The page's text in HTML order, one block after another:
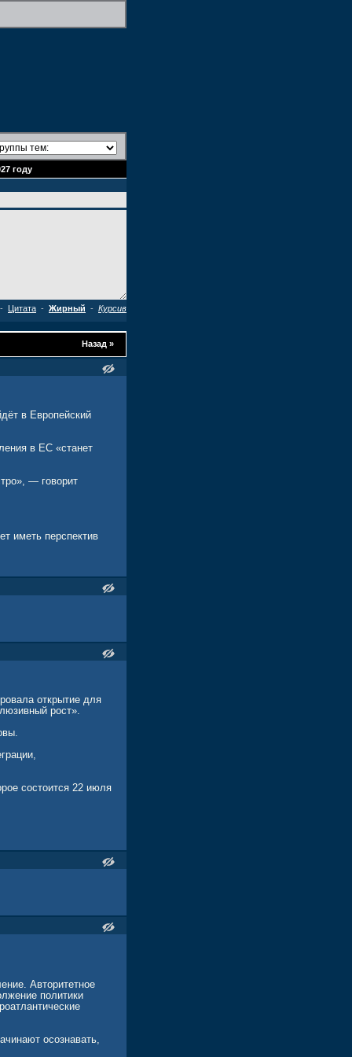
году
- Цитата - Жирный - Курсив
Назад »
в Европейский
в ЕС «станет
— говорит
иметь перспектив
открытие для
рост».
состоится 22 июля
Авторитетное
политики
осознавать,